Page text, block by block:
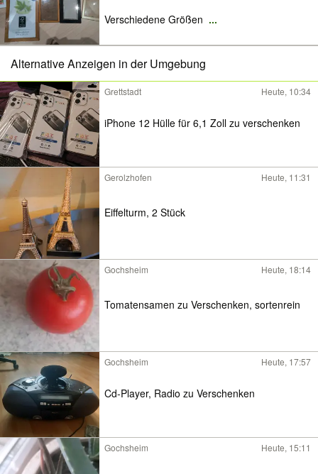
Verschiedene Größen ...
Alternative Anzeigen in der Umgebung
Grettstadt Heute, 10:34
iPhone 12 Hülle für 6,1 Zoll zu verschenken
Gerolzhofen Heute, 11:31
Eiffelturm, 2 Stück
Gochsheim Heute, 18:14
Tomatensamen zu Verschenken, sortenrein
Gochsheim Heute, 17:57
Cd-Player, Radio zu Verschenken
Gochsheim Heute, 15:11